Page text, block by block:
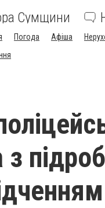
Сумщини
Погода Афіша
з